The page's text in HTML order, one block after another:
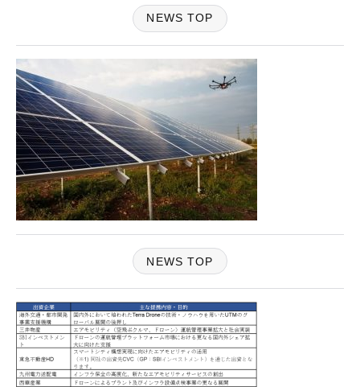
NEWS TOP
NEWS TOP